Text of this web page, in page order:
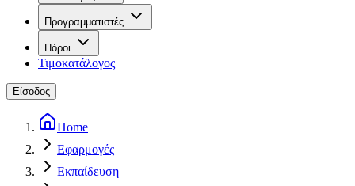
Προγραμματιστές
Πόροι
Τιμοκατάλογος
Είσοδος
Home
Εφαρμογές
Εκπαίδευση